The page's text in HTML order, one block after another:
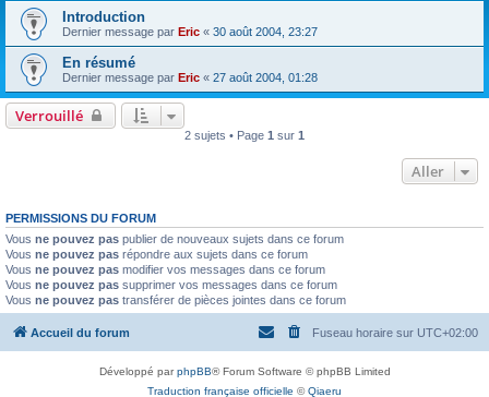
Introduction
Dernier message par Eric « 30 août 2004, 23:27
En résumé
Dernier message par Eric « 27 août 2004, 01:28
Verrouillé
2 sujets • Page 1 sur 1
Aller
PERMISSIONS DU FORUM
Vous ne pouvez pas publier de nouveaux sujets dans ce forum
Vous ne pouvez pas répondre aux sujets dans ce forum
Vous ne pouvez pas modifier vos messages dans ce forum
Vous ne pouvez pas supprimer vos messages dans ce forum
Vous ne pouvez pas transférer de pièces jointes dans ce forum
Accueil du forum Fuseau horaire sur UTC+02:00
Développé parphpBB® Forum Software © phpBB Limited
Traduction française officielle ©Qiaeru